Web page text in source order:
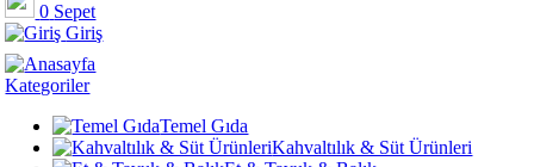
0 Sepet
Giriş
Kategoriler
Temel Gıda
Kahvaltılık & Süt Ürünleri